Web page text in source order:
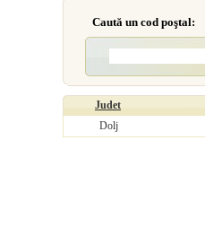
Caută un cod poştal:
Judet
Dolj